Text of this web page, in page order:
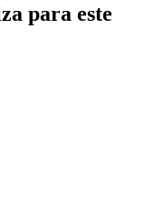
para este